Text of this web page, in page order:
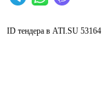
ID тендера в ATI.SU 53164